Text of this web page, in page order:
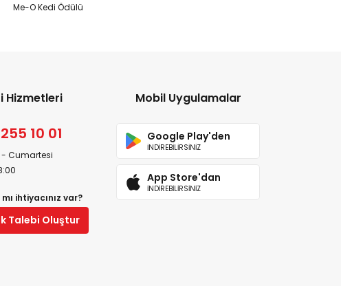
Me-O Kedi Ödülü
Hizmetleri
10 01
- Cumartesi
ihtiyacınız var?
Talebi Oluştur
Mobil Uygulamalar
Google Play'den
İNDİREBİLİRSİNİZ
App Store'dan
İNDİREBİLİRSİNİZ